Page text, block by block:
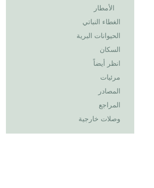
الأمطار
الغطاء النباتي
الحيوانات البرية
السكان
انظر أيضاً
مرئيات
المصادر
المراجع
وصلات خارجية